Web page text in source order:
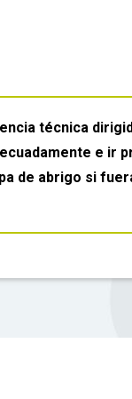
en el desarrollo de
serán difundidas
Jurídica del menor,
con las
técnica
e ir
de abrigo si